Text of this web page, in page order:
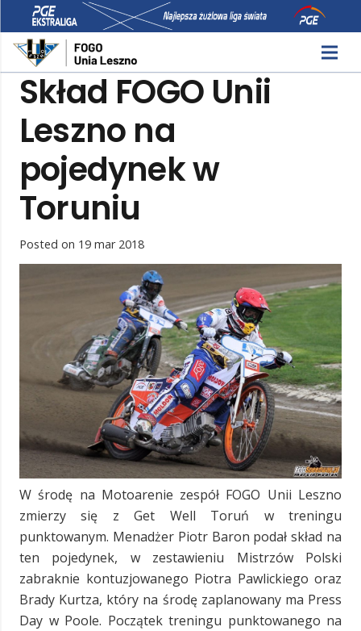
Skład FOGO Unii
Leszno na
pojedynek w
Toruniu
Posted on 19 mar 2018
W środę na Motoarenie zespół FOGO Unii Leszno
zmierzy się z Get Well Toruń w treningu
punktowanym. Menadżer Piotr Baron podał skład na
ten pojedynek, w zestawieniu Mistrzów Polski
zabraknie kontuzjowanego Piotra Pawlickiego oraz
Brady Kurtza, który na środę zaplanowany ma Press
Day w Poole. Początek treningu punktowanego na